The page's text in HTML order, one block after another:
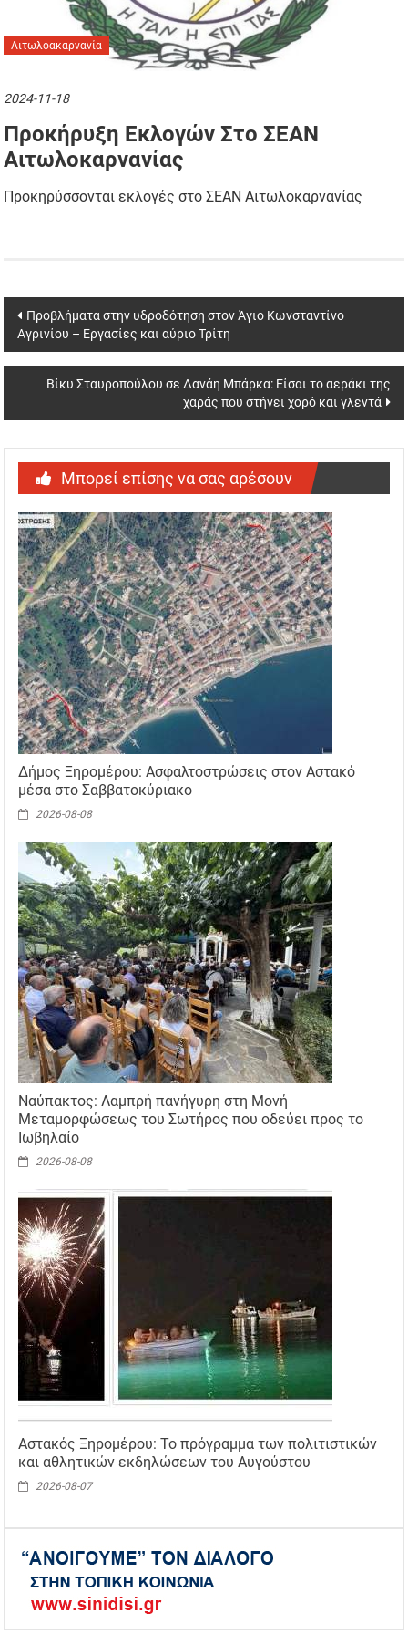
Αιτωλοακαρνανία
2024-11-18
Προκήρυξη Εκλογών Στο ΣΕΑΝ
Αιτωλοκαρνανίας
Προκηρύσσονται εκλογές στο ΣΕΑΝ Αιτωλοκαρνανίας
Post
navigation
Προβλήματα στην υδροδότηση στον Άγιο Κωνσταντίνο
Αγρινίου – Εργασίες και αύριο Τρίτη
Βίκυ Σταυροπούλου σε Δανάη Μπάρκα: Είσαι το αεράκι της
χαράς που στήνει χορό και γλεντά
Μπορεί επίσης να σας αρέσουν
Δήμος Ξηρομέρου: Ασφαλτοστρώσεις στον Αστακό
μέσα στο Σαββατοκύριακο
2026-08-08
Ναύπακτος: Λαμπρή πανήγυρη στη Μονή
Μεταμορφώσεως του Σωτήρος που οδεύει προς το
Ιωβηλαίο
2026-08-08
Αστακός Ξηρομέρου: Το πρόγραμμα των πολιτιστικών
και αθλητικών εκδηλώσεων του Αυγούστου
2026-08-07